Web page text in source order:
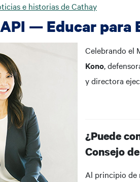
e historias de Cathay
— Educar para
Celebrando el
Kono,
y directora
¿Puede
Consejo
Al principio de